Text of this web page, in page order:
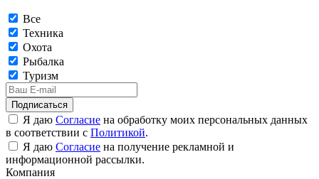
Все
Техника
Охота
Рыбалка
Туризм
Подписаться
Я даю Согласие на обработку моих персональных данных
в соответствии с Политикой.
Я даю Согласие на получение рекламной и
информационной рассылки.
Компания